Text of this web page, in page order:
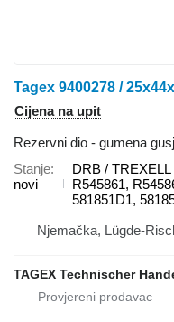
Cijena na upit
Rezervni dio - gumena
Stanje
novi
DRB /
R545861,
581851D1,
Njemačka, Lügde-
TAGEX Technischer